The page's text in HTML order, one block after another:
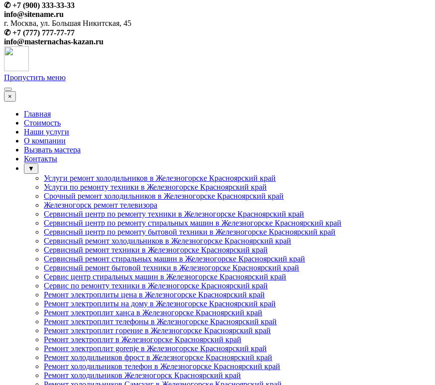
✆+7 (900) 333-33-33
info@sitename.ru
г. Москва, ул. Большая Никитская, 45
✆ +7 (777) 777-77-77
info@masternachas-kazan.ru
Пропустить меню
×
Главная
Стоимость
Наши услуги
О компании
Вызвать мастера
Контакты
▼
Услуги ремонт холодильников в Железногорске Красноярский край
Услуги по ремонту техники в Железногорске Красноярский край
Срочный ремонт холодильников в Железногорске Красноярский край
Железногорск ремонт телевизора
Сервисный центр по ремонту техники в Железногорске Красноярский край
Сервисный центр по ремонту стиральных машин в Железногорске Красноярский край
Сервисный центр по ремонту бытовой техники в Железногорске Красноярский край
Сервисный ремонт холодильников в Железногорске Красноярский край
Сервисный ремонт техники в Железногорске Красноярский край
Сервисный ремонт стиральных машин в Железногорске Красноярский край
Сервисный ремонт бытовой техники в Железногорске Красноярский край
Сервис центр стиральных машин в Железногорске Красноярский край
Сервис по ремонту техники в Железногорске Красноярский край
Ремонт электроплиты цена в Железногорске Красноярский край
Ремонт электроплиты на дому в Железногорске Красноярский край
Ремонт электроплит ханса в Железногорске Красноярский край
Ремонт электроплит телефоны в Железногорске Красноярский край
Ремонт электроплит горение в Железногорске Красноярский край
Ремонт электроплит в Железногорске Красноярский край
Ремонт электроплит gorenje в Железногорске Красноярский край
Ремонт холодильников фрост в Железногорске Красноярский край
Ремонт холодильников телефон в Железногорске Красноярский край
Ремонт холодильников Железногорск Красноярский край